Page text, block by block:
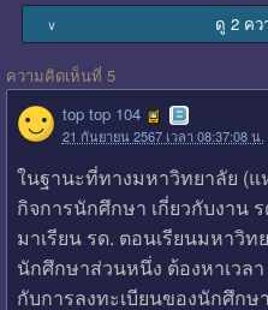
∨ ดู 2 คว
ความคิดเห็นที่ 5
top top 104
21 กันยายน 2567 เวลา 08:37:08 น.
ในฐานะที่ทางมหาวิทยาลัย (
กิจการนักศึกษา เกี่ยวกับงาน
มาเรียน รด. ตอนเรียนมหาวิท
นักศึกษาส่วนหนึ่ง ต้องหาเวลา
กับการลงทะเบียนของนักศึกษ